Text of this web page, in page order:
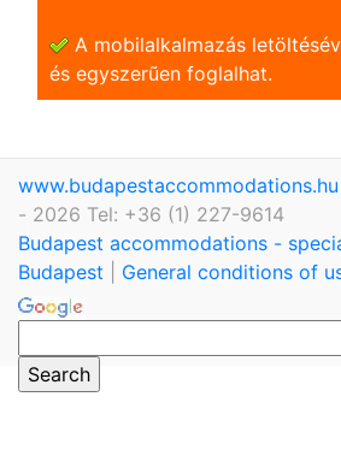
A mobilalkalmazás
és egyszerũen foglalhat.
www.budapestaccommodations.hu
- 2026 Tel: +36 (1) 227-9614
Budapest accommodations -
Budapest
General conditions of